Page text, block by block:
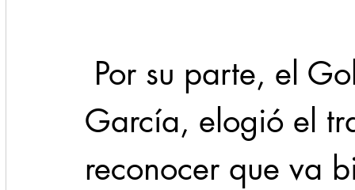
García, elogió el
reconocer que va